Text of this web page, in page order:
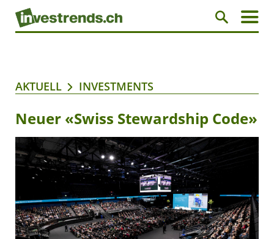
AKTUELL INVESTMENTS
Neuer «Swiss Stewardship Code»